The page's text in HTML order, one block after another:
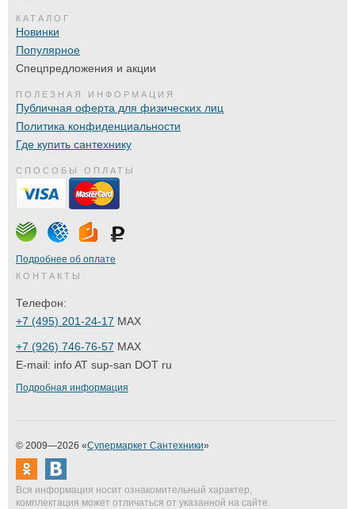
КАТАЛОГ
Новинки
Популярное
Спецпредложения и акции
ПОЛЕЗНАЯ ИНФОРМАЦИЯ
Публичная оферта для физических лиц
Политика конфиденциальности
Где купить сантехнику
СПОСОБЫ ОПЛАТЫ
Подробнее об оплате
КОНТАКТЫ
Телефон:
+7 (495) 201-24-17 MAX
+7 (926) 746-76-57 MAX
E-mail: info AT sup-san DOT ru
Подробная информация
© 2009—2026 «Супермаркет Сантехники»
Вся информация носит ознакомительный характер,
комплектация может отличаться от указанной на сайте.